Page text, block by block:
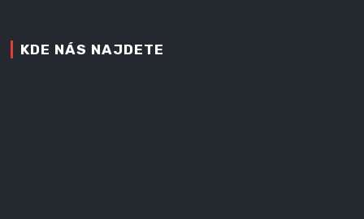
KDE NÁS NAJDETE